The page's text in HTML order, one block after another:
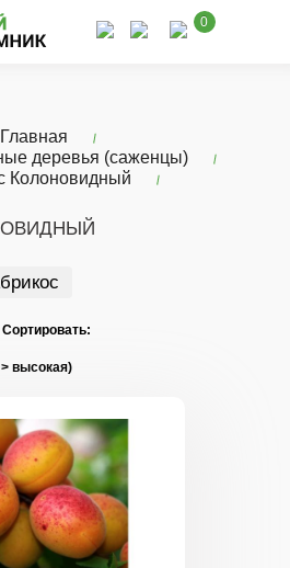
0
Главная
деревья (саженцы)
Колоновидный